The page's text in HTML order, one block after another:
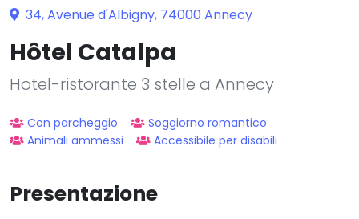
34, Avenue d'Albigny, 74000 Annecy
Hôtel Catalpa
Hotel-ristorante 3 stelle a Annecy
Con parcheggio
Soggiorno romantico
Animali ammessi
Accessibile per disabili
Presentazione